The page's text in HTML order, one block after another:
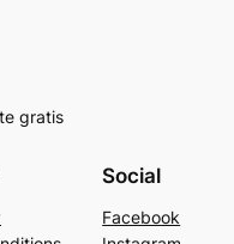
gratis
Social
Facebook